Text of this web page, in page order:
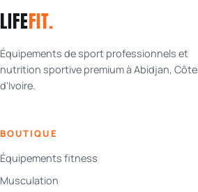
LIFEFIT.
Équipements de sport professionnels et
nutrition sportive premium à Abidjan, Côte
d'Ivoire.
BOUTIQUE
Équipements fitness
Musculation